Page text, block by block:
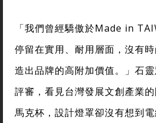
「我們曾經驕傲於Made in
停留在實用、耐用層面，沒有
造出品牌的高附加價值。」石
評審，看見台灣發展文創產業
馬克杯，設計燈罩卻沒有想到